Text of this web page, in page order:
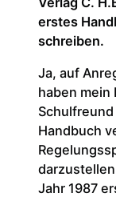
erstes
schreiben.
Ja, auf
haben mein
Handbuch
Jahr 1987